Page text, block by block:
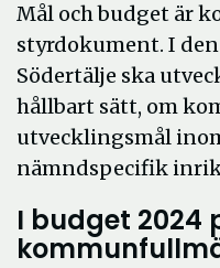
Mål och budget är
styrdokument. I
Södertälje ska
hållbart sätt, om
utvecklingsmål
nämndspecifik
I budget 2024